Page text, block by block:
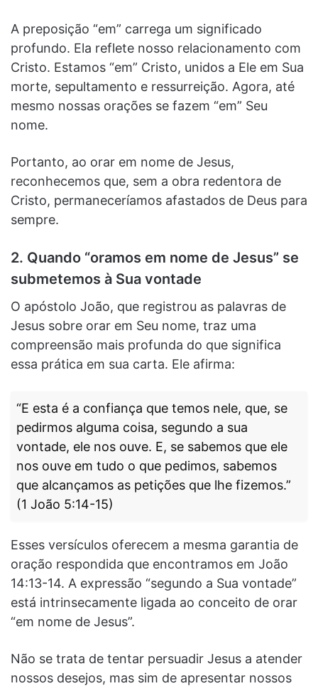
A preposição “em” carrega um significado
profundo. Ela reflete nosso relacionamento com
Cristo. Estamos “em” Cristo, unidos a Ele em Sua
morte, sepultamento e ressurreição. Agora, até
mesmo nossas orações se fazem “em” Seu
nome.
Portanto, ao orar em nome de Jesus,
reconhecemos que, sem a obra redentora de
Cristo, permaneceríamos afastados de Deus para
sempre.
2. Quando “oramos em nome de Jesus” se
submetemos à Sua vontade
O apóstolo João, que registrou as palavras de
Jesus sobre orar em Seu nome, traz uma
compreensão mais profunda do que significa
essa prática em sua carta. Ele afirma:
“E esta é a confiança que temos nele, que, se
pedirmos alguma coisa, segundo a sua
vontade, ele nos ouve. E, se sabemos que ele
nos ouve em tudo o que pedimos, sabemos
que alcançamos as petições que lhe fizemos.”
(1 João 5:14-15)
Esses versículos oferecem a mesma garantia de
oração respondida que encontramos em João
14:13-14. A expressão “segundo a Sua vontade”
está intrinsecamente ligada ao conceito de orar
“em nome de Jesus”.
Não se trata de tentar persuadir Jesus a atender
nossos desejos, mas sim de apresentar nossos